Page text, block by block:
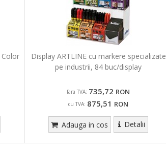
Display ARTLINE cu markere specializate
pe industrii, 84 buc/display
fara TVA: 735,72 RON
cu TVA: 875,51 RON
Adauga in cos Detalii